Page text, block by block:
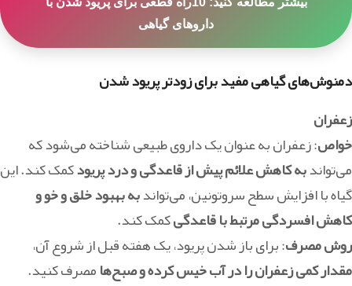
داروهای گیاهی
دمنوش‌های گیاهی مفید برای زودتر پریود شدن
زعفران
خواص: زعفران به عنوان یک داروی طبیعی شناخته می‌شود که
می‌تواندبه کاهش علائم پیش از قاعدگی و درد پریودکمک کند. این
گیاه با افزایش سطح سروتونین، می‌تواندبه بهبود خلق و خو و
کاهش افسردگی مرتبط با قاعدگیکمک کند.
روش مصرف: برای باز شدن پریود، یک هفته قبل از شروع آن،
مقدار کمی زعفران را در آب خیس کرده و صبح‌هامصرف کنید.